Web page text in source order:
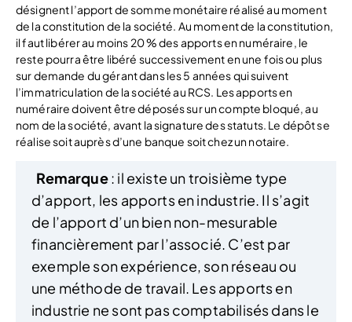
désignent l’apport de somme monétaire réalisé au moment
de la constitution de la société. Au moment de la constitution,
il faut libérer au moins 20 % des apports en numéraire, le
reste pourra être libéré successivement en une fois ou plus
sur demande du gérant dans les 5 années qui suivent
l’immatriculation de la société au RCS. Les apports en
numéraire doivent être déposés sur un compte bloqué, au
nom de la société, avant la signature des statuts. Le dépôt se
réalise soit auprès d’une banque soit chez un notaire.
Remarque: il existe un troisième type
d’apport, les apports en industrie. Il s’agit
de l’apport d’un bien non-mesurable
financièrement par l’associé. C’est par
exemple son expérience, son réseau ou
une méthode de travail. Les apports en
industrie ne sont pas comptabilisés dans le